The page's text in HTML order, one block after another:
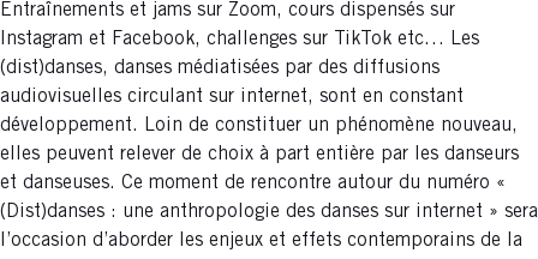
Entraînements et jams sur Zoom, cours dispensés sur
Instagram et Facebook, challenges sur TikTok etc… Les
(dist)danses, danses médiatisées par des diffusions
audiovisuelles circulant sur internet, sont en constant
développement. Loin de constituer un phénomène nouveau,
elles peuvent relever de choix à part entière par les danseurs
et danseuses. Ce moment de rencontre autour du numéro «
(Dist)danses : une anthropologie des danses sur internet » sera
l’occasion d’aborder les enjeux et effets contemporains de la